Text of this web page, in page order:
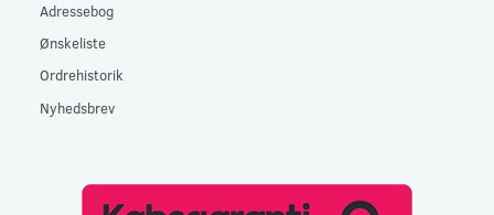
Adressebog
Ønskeliste
Ordrehistorik
Nyhedsbrev